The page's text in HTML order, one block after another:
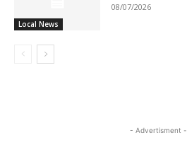
Local News
08/07/2026
- Advertisment -